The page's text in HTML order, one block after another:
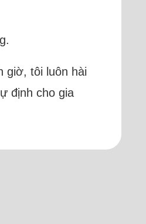
giờ, tôi luôn hài
định cho gia